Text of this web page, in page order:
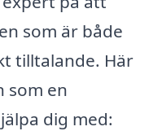
som är både
tilltalande. Här
som en
dig med: